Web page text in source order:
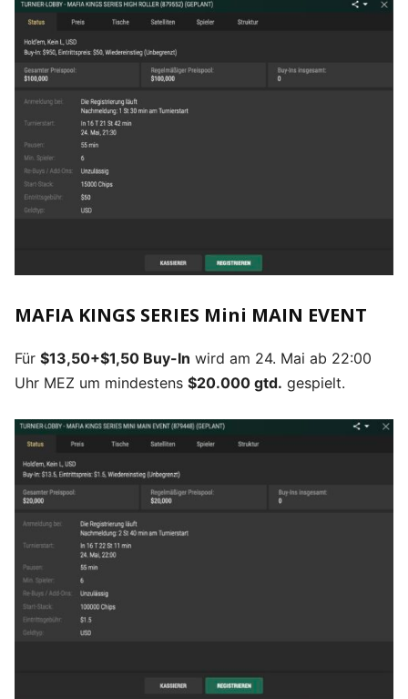
MAFIA KINGS SERIES Mini MAIN EVENT
Für $13,50+$1,50 Buy-In wird am 24. Mai ab 22:00
Uhr MEZ um mindestens $20.000 gtd. gespielt.